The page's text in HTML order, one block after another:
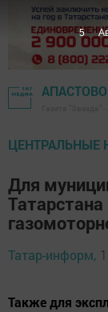
ЦЕНТРАЛЬНЫЕ
Для
Татар-информ,
Также для
3